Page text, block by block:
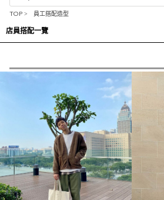
TOP > 員工搭配造型
店員搭配一覽